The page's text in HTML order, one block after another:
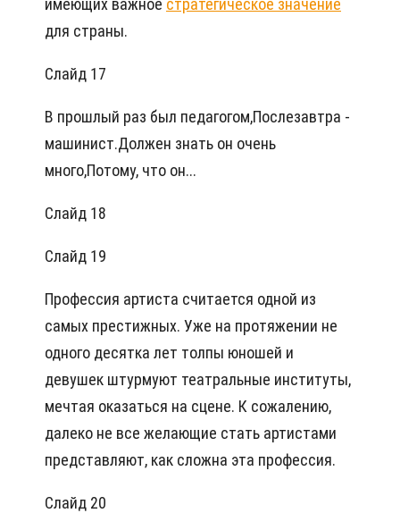
имеющих важное стратегическое значение
для страны.
Слайд 17
В прошлый раз был педагогом,Послезавтра -
машинист.Должен знать он очень
много,Потому, что он...
Слайд 18
Слайд 19
Профессия артиста считается одной из
самых престижных. Уже на протяжении не
одного десятка лет толпы юношей и
девушек штурмуют театральные институты,
мечтая оказаться на сцене. К сожалению,
далеко не все желающие стать артистами
представляют, как сложна эта профессия.
Слайд 20